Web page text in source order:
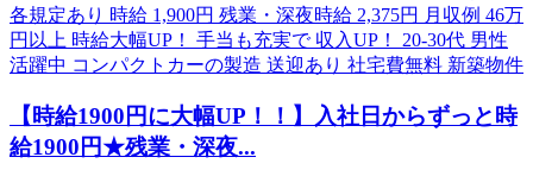
【時給1900円に大幅UP！！】入社日からずっと時
給1900円★残業・深夜...